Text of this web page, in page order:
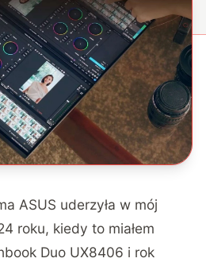
ASUS uderzyła w mój
roku, kiedy to miałem
Duo UX8406 i rok